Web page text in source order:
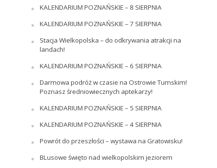
KALENDARIUM POZNAŃSKIE – 8 SIERPNIA
KALENDARIUM POZNAŃSKIE – 7 SIERPNIA
Stacja Wielkopolska – do odkrywania atrakcji na
landach!
KALENDARIUM POZNAŃSKIE – 6 SIERPNIA
Darmowa podróż w czasie na Ostrowie Tumskim!
Poznasz średniowiecznych aptekarzy!
KALENDARIUM POZNAŃSKIE – 5 SIERPNIA
KALENDARIUM POZNAŃSKIE – 4 SIERPNIA
Powrót do przeszłości – wystawa na Gratowisku!
BLusowe święto nad wielkopolskim jeziorem